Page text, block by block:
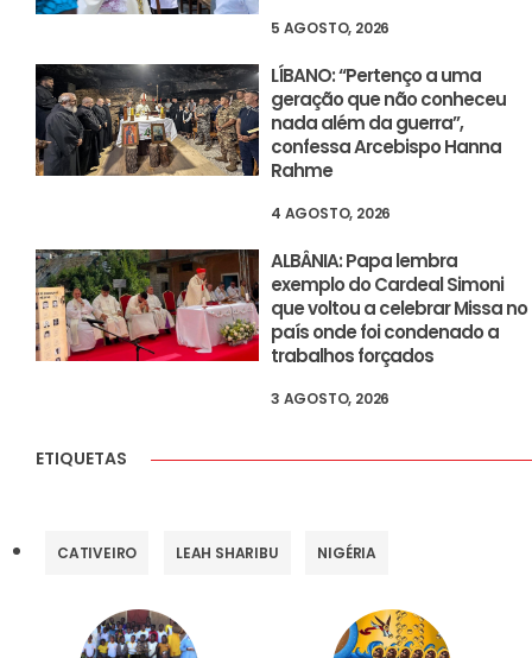
5 AGOSTO, 2026
LÍBANO: “Pertenço a uma
geração que não conheceu
nada além da guerra”,
confessa Arcebispo Hanna
Rahme
4 AGOSTO, 2026
ALBÂNIA: Papa lembra
exemplo do Cardeal Simoni
que voltou a celebrar Missa no
país onde foi condenado a
trabalhos forçados
3 AGOSTO, 2026
ETIQUETAS
CATIVEIRO LEAH SHARIBU NIGÉRIA